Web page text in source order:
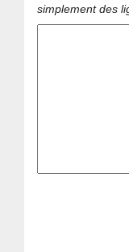
simplement des